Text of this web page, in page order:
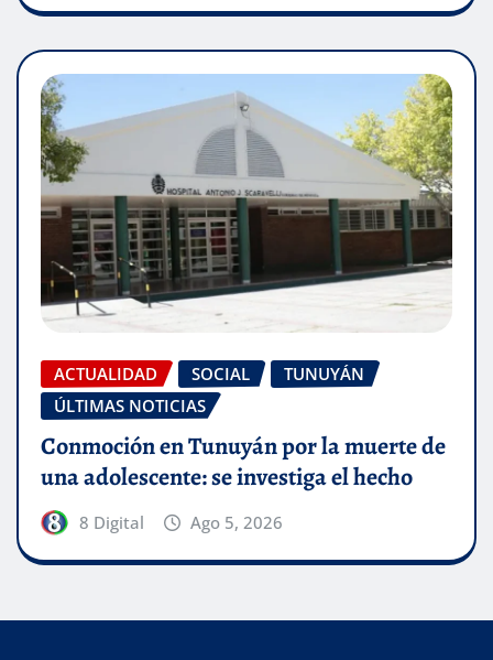
ACTUALIDAD SOCIAL
TUNUYÁN
ÚLTIMAS NOTICIAS
Conmoción en Tunuyán por la muerte de
una adolescente: se investiga el hecho
8 Digital Ago 5, 2026